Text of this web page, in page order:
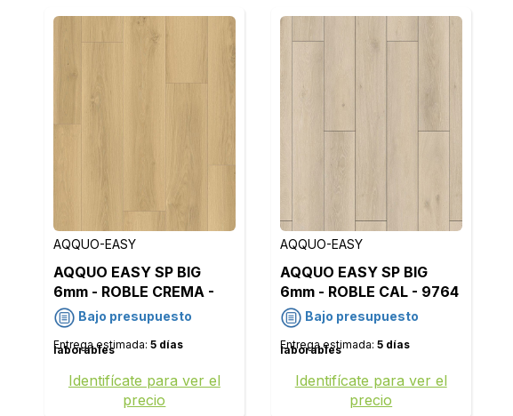
AQQUO-EASY
AQQUO EASY SP BIG
6mm - ROBLE CREMA -
9771Bajo presupuesto
Entrega estimada: 5 días
laborables
Identifícate para ver el
precio
AQQUO-EASY
AQQUO EASY SP BIG
6mm - ROBLE CAL - 9764
Bajo presupuesto
Entrega estimada: 5 días
laborables
Identifícate para ver el
precio